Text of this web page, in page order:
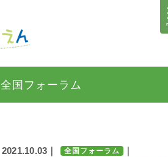
全国フォーラム
2021.10.03｜ 全国フォーラム
｜